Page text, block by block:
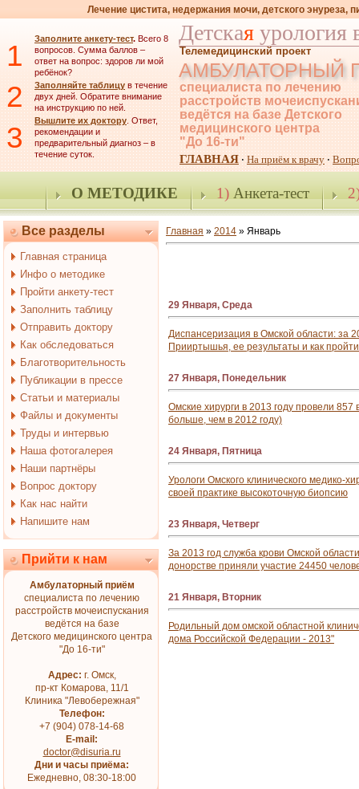
Лечение цистита, недержания мочи, детского энуреза,
1 Заполните анкету-тест. Всего 8
вопросов. Сумма баллов –
ответ на вопрос: здоров ли мой
ребёнок?
2 Заполняйте таблицу в течение
двух дней. Обратите внимание
на инструкцию по ней.
3 Вышлите их доктору. Ответ,
рекомендации и
предварительный диагноз – в
течение суток.
Детская урология
Телемедицинский проект
АМБУЛАТОРНЫЙ
специалиста по лечению
расстройств
ведётся на базе Детского
медицинского центра
"До 16-ти"
ГЛАВНАЯ · На приём к врачу ·
О МЕТОДИКЕ 1)Анкета-тест
Все разделы
Главная страница
Инфо о методике
Пройти анкету-тест
Заполнить таблицу
Отправить доктору
Как обследоваться
Благотворительность
Публикации в прессе
Статьи и материалы
Файлы и документы
Труды и интервью
Наша фотогалерея
Наши партнёры
Вопрос доктору
Как нас найти
Напишите нам
Прийти к нам
Амбулаторный приём
специалиста по лечению
расстройств мочеиспускания
ведётся на базе
Детского медицинского центра
"До 16-ти"
Адрес: г. Омск,
пр-кт Комарова, 11/1
Клиника "Левобережная"
Телефон:
+7 (904) 078-14-68
E-mail:
doctor@disuria.ru
Дни и часы приёма:
Ежедневно, 08:30-18:00
Главная » 2014 » Январь
29 Января, Среда
Диспансеризация в Омской области: за
Прииртышья, ее результаты и как
27 Января, Понедельник
Омские хирурги в 2013 году провели
больше, чем в 2012 году)
24 Января, Пятница
Урологи Омского клинического медико-
своей практике высокоточную биопсию
23 Января, Четверг
За 2013 год служба крови Омской
донорстве приняли участие 24450
21 Января, Вторник
Родильный дом омской областной
дома Российской Федерации - 2013"